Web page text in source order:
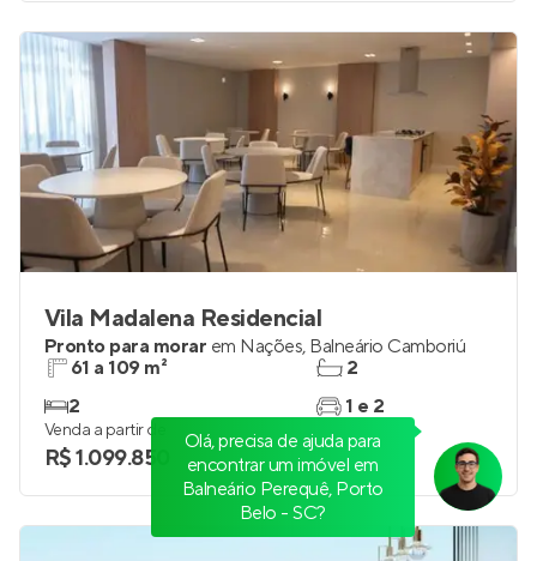
Vila Madalena Residencial
Pronto para morar em Nações, Balneário Camboriú
61 a 109 m²
2
2
1 e 2
Venda a partir de
R$ 1.099.850
Olá, precisa de ajuda para
encontrar um imóvel em
Balneário Perequê, Porto
Belo - SC?